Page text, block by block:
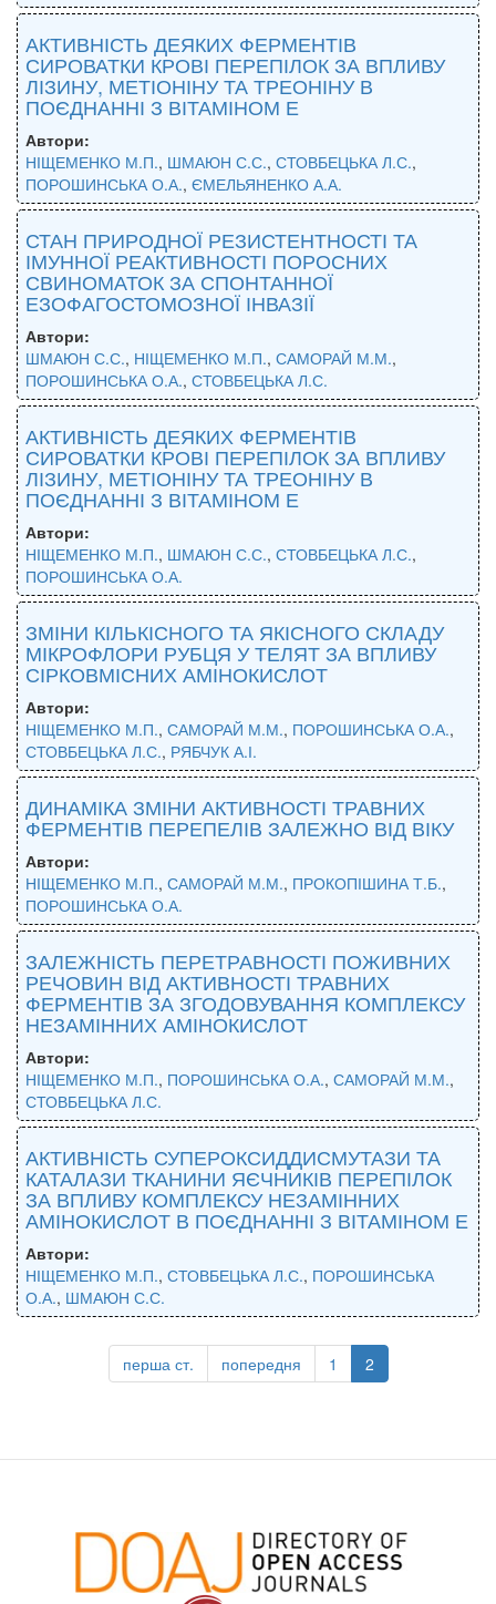
АКТИВНІСТЬ ДЕЯКИХ ФЕРМЕНТІВ
СИРОВАТКИ КРОВІ ПЕРЕПІЛОК ЗА ВПЛИВУ
ЛІЗИНУ, МЕТІОНІНУ ТА ТРЕОНІНУ В
ПОЄДНАННІ З ВІТАМІНОМ Е
Автори:
НІЩЕМЕНКО М.П., ШМАЮН С.С., СТОВБЕЦЬКА Л.С.,
ПОРОШИНСЬКА О.А., ЄМЕЛЬЯНЕНКО А.А.
СТАН ПРИРОДНОЇ РЕЗИСТЕНТНОСТІ ТА
ІМУННОЇ РЕАКТИВНОСТІ ПОРОСНИХ
СВИНОМАТОК ЗА СПОНТАННОЇ
ЕЗОФАГОСТОМОЗНОЇ ІНВАЗІЇ
Автори:
ШМАЮН С.С., НІЩЕМЕНКО М.П., САМОРАЙ М.М.,
ПОРОШИНСЬКА О.А., СТОВБЕЦЬКА Л.С.
АКТИВНІСТЬ ДЕЯКИХ ФЕРМЕНТІВ
СИРОВАТКИ КРОВІ ПЕРЕПІЛОК ЗА ВПЛИВУ
ЛІЗИНУ, МЕТІОНІНУ ТА ТРЕОНІНУ В
ПОЄДНАННІ З ВІТАМІНОМ Е
Автори:
НІЩЕМЕНКО М.П., ШМАЮН С.С., СТОВБЕЦЬКА Л.С.,
ПОРОШИНСЬКА О.А.
ЗМІНИ КІЛЬКІСНОГО ТА ЯКІСНОГО СКЛАДУ
МІКРОФЛОРИ РУБЦЯ У ТЕЛЯТ ЗА ВПЛИВУ
СІРКОВМІСНИХ АМІНОКИСЛОТ
Автори:
НІЩЕМЕНКО М.П., САМОРАЙ М.М., ПОРОШИНСЬКА О.А.,
СТОВБЕЦЬКА Л.С., РЯБЧУК А.І.
ДИНАМІКА ЗМІНИ АКТИВНОСТІ ТРАВНИХ
ФЕРМЕНТІВ ПЕРЕПЕЛІВ ЗАЛЕЖНО ВІД ВІКУ
Автори:
НІЩЕМЕНКО М.П., САМОРАЙ М.М., ПРОКОПІШИНА Т.Б.,
ПОРОШИНСЬКА О.А.
ЗАЛЕЖНІСТЬ ПЕРЕТРАВНОСТІ ПОЖИВНИХ
РЕЧОВИН ВІД АКТИВНОСТІ ТРАВНИХ
ФЕРМЕНТІВ ЗА ЗГОДОВУВАННЯ КОМПЛЕКСУ
НЕЗАМІННИХ АМІНОКИСЛОТ
Автори:
НІЩЕМЕНКО М.П., ПОРОШИНСЬКА О.А., САМОРАЙ М.М.,
СТОВБЕЦЬКА Л.С.
АКТИВНІСТЬ СУПЕРОКСИДДИСМУТАЗИ ТА
КАТАЛАЗИ ТКАНИНИ ЯЄЧНИКІВ ПЕРЕПІЛОК
ЗА ВПЛИВУ КОМПЛЕКСУ НЕЗАМІННИХ
АМІНОКИСЛОТ В ПОЄДНАННІ З ВІТАМІНОМ Е
Автори:
НІЩЕМЕНКО М.П., СТОВБЕЦЬКА Л.С., ПОРОШИНСЬКА
О.А., ШМАЮН С.С.
перша ст. попередня 1 2